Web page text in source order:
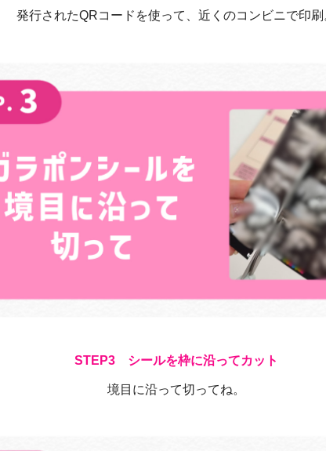
発行されたQRコードを使って、近くのコンビニで印刷
シールを枠に沿ってカット
境目に沿って切ってね。